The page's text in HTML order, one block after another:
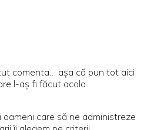
comenta… aşa că pun tot aici
l-aş fi făcut acolo
oameni care să ne administreze